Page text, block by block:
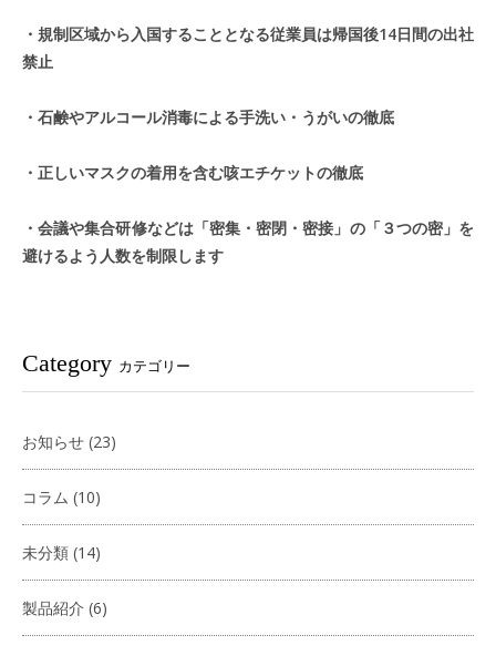
・規制区域から入国することとなる従業員は帰国後14日間の出社
禁止
・石鹸やアルコール消毒による手洗い・うがいの徹底
・正しいマスクの着用を含む咳エチケットの徹底
・会議や集合研修などは「密集・密閉・密接」の「３つの密」を
避けるよう人数を制限します
Category カテゴリー
お知らせ (23)
コラム (10)
未分類 (14)
製品紹介 (6)